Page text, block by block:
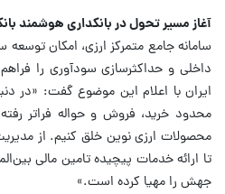
آغاز مسیر تحول در بانکداری هوشمند
سامانه جامع متمرکز ارزی، امکان
داخلی و حداکثرسازی سودآوری را
ایران با اعلام این موضوع گفت: «در
محدود خرید، فروش و حواله فراتر
محصولات ارزی نوین خلق کنیم. از
تا ارائه خدمات پیچیده تامین مالی
جهش را مهیا کرده است.»